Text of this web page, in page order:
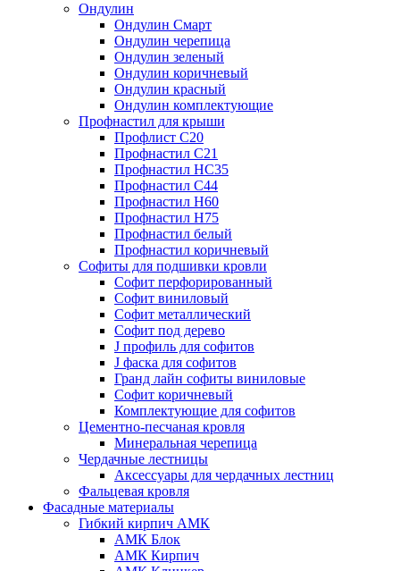
Ондулин
Ондулин Смарт
Ондулин черепица
Ондулин зеленый
Ондулин коричневый
Ондулин красный
Ондулин комплектующие
Профнастил для крыши
Профлист С20
Профнастил С21
Профнастил НС35
Профнастил С44
Профнастил Н60
Профнастил Н75
Профнастил белый
Профнастил коричневый
Софиты для подшивки кровли
Cофит перфорированный
Софит виниловый
Софит металлический
Софит под дерево
J профиль для софитов
J фаска для софитов
Гранд лайн софиты виниловые
Софит коричневый
Комплектующие для софитов
Цементно-песчаная кровля
Минеральная черепица
Чердачные лестницы
Аксессуары для чердачных лестниц
Фальцевая кровля
Фасадные материалы
Гибкий кирпич АМК
АМК Блок
АМК Кирпич